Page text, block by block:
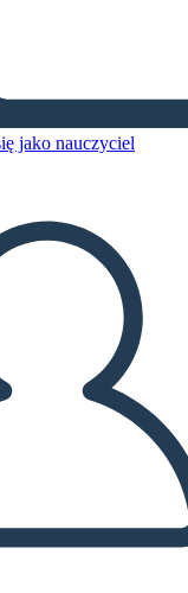
jako nauczyciel
SLAJDÓW
MI